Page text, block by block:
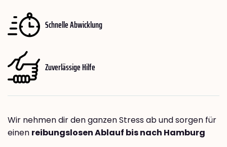
Schnelle Abwicklung
Zuverlässige Hilfe
Wir nehmen dir den ganzen Stress ab und sorgen für
einen reibungslosen Ablauf bis nach Hamburg